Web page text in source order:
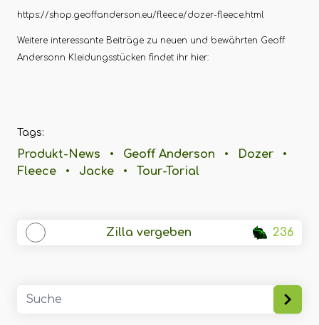
https://shop.geoffanderson.eu/fleece/dozer-fleece.html
Weitere interessante Beiträge zu neuen und bewährten Geoff
Andersonn Kleidungsstücken findet ihr hier:
Tags:
Produkt-News • Geoff Anderson • Dozer
•
Fleece
• Jacke • Tour-Torial
Zilla vergeben 236